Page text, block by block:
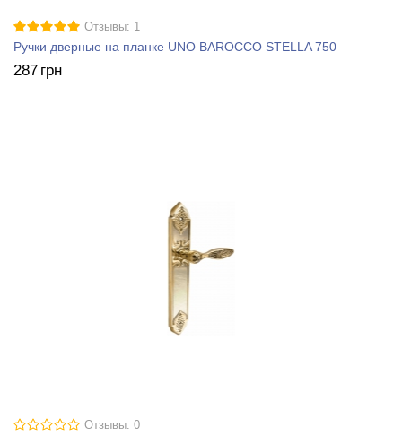
Отзывы: 1
Ручки дверные на планке UNO BAROCCO STELLA 750
287 грн
Отзывы: 0